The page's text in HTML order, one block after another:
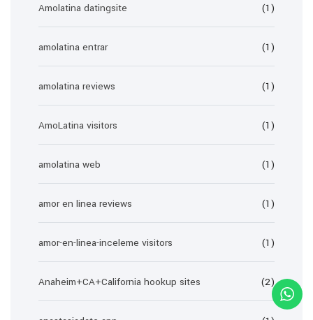
Amolatina datingsite (1)
amolatina entrar (1)
amolatina reviews (1)
AmoLatina visitors (1)
amolatina web (1)
amor en linea reviews (1)
amor-en-linea-inceleme visitors (1)
Anaheim+CA+California hookup sites (2)